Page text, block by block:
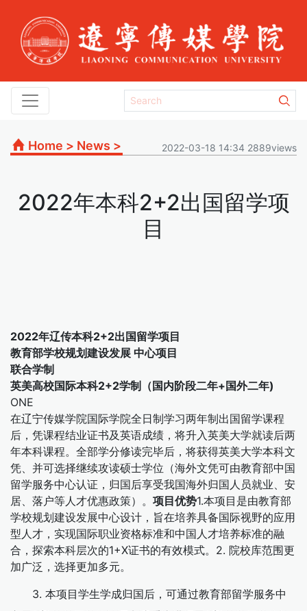
Home > News > 2022-03-18 14:34 2889views
2022年本科2+2出国留学项
目
2022年辽传本科2+2出国留学项目
教育部学校规划建设发展 中心项目
联合学制
英美高校国际本科2+2学制 （国内阶段二年+国外二年)
ONE
在辽宁传媒学院国际学院全日制学习两年制出国留学课程
后，凭课程结业证书及英语成绩，将升入英美大学就读后两
年本科课程。全部学分修读完毕后，将获得英美大学本科文
凭、并可选择继续攻读硕士学位（海外文凭可由教育部中国
留学服务中心认证，归国后享受我国海外归国人员就业、安
居、落户等人才优惠政策）。 项目优势1.本项目是由教育部
学校规划建设发展中心设计，旨在培养具备国际视野的应用
型人才，实现国际职业资格标准和中国人才培养标准的融
合，探索本科层次的1+X证书的有效模式。2. 院校库范围更
加广泛，选择更加多元。
3. 本项目学生学成归国后，可通过教育部留学服务中